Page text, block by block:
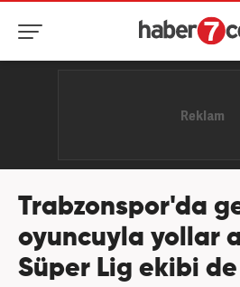
Trabzonspor'da
oyuncuyla yollar
Süper Lig ekibi